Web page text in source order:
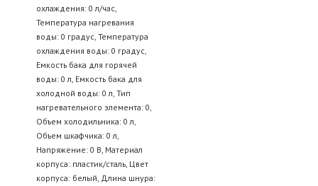
охлаждения: 0 л/час,
Температура нагревания
воды: 0 градус, Температура
охлаждения воды: 0 градус,
Емкость бака для горячей
воды: 0 л, Емкость бака для
холодной воды: 0 л, Тип
нагревательного элемента: 0,
Объем холодильника: 0 л,
Объем шкафчика: 0 л,
Напряжение: 0 В, Материал
корпуса: пластик/сталь, Цвет
корпуса: белый, Длина шнура: